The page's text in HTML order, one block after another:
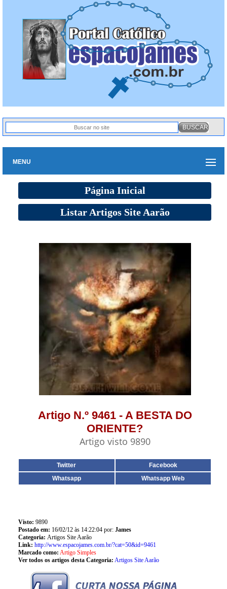
MENU
Página Inicial
Listar Artigos Site Aarão
Artigo N.º 9461 - A BESTA DO
ORIENTE?
Artigo visto 9890
Twitter
Facebook
Whatsapp
Whatsapp Web
Visto: 9890
Postado em: 16/02/12 às 14:22:04 por: James
Categoria: Artigos Site Aarão
Link: http://www.espacojames.com.br/?cat=50&id=9461
Marcado como: Artigo Simples
Ver todos os artigos desta Categoria: Artigos Site Aarão